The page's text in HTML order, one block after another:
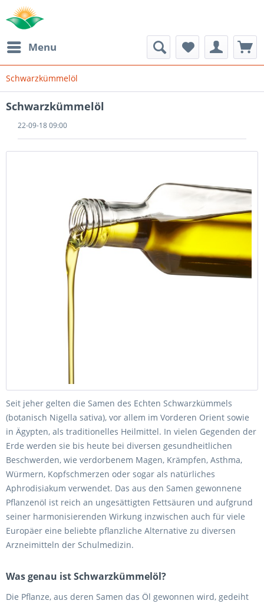
Menu
Schwarzkümmelöl
Schwarzkümmelöl
22-09-18 09:00
Seit jeher gelten die Samen des Echten Schwarzkümmels
(botanisch Nigella sativa), vor allem im Vorderen Orient sowie
in Ägypten, als traditionelles Heilmittel. In vielen Gegenden der
Erde werden sie bis heute bei diversen gesundheitlichen
Beschwerden, wie verdorbenem Magen, Krämpfen, Asthma,
Würmern, Kopfschmerzen oder sogar als natürliches
Aphrodisiakum verwendet. Das aus den Samen gewonnene
Pflanzenöl ist reich an ungesättigten Fettsäuren und aufgrund
seiner harmonisierenden Wirkung inzwischen auch für viele
Europäer eine beliebte pflanzliche Alternative zu diversen
Arzneimitteln der Schulmedizin.
Was genau ist Schwarzkümmelöl?
Die Pflanze, aus deren Samen das Öl gewonnen wird, gedeiht